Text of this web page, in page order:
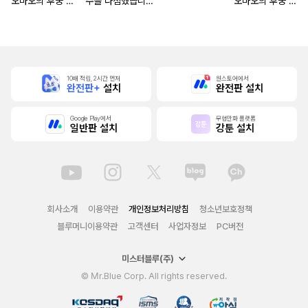
10배 적립, 2시간 먼저
완전판+ 설치
원스토어에서
완전판 설치
Google Play에서
일반판 설치
무협만화 플랫폼
강툰 설치
회사소개 이용약관 개인정보처리방침
청소년보호정책
블루머니이용약관
고객센터 사업자정보 PC버전
미스터블루(주)
© Mr.Blue Corp. All rights reserved.